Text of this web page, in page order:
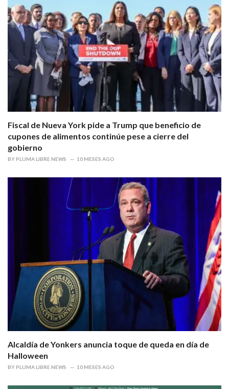
Fiscal de Nueva York pide a Trump que beneficio de
cupones de alimentos continúe pese a cierre del
gobierno
BY PLUMA LIBRE NEWS 10 MESES AGO
Alcaldía de Yonkers anuncia toque de queda en día de
Halloween
BY PLUMA LIBRE NEWS 10 MESES AGO